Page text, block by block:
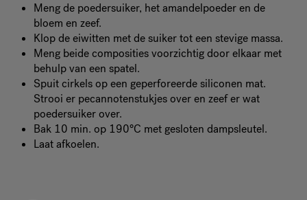
Meng de poedersuiker, het amandelpoeder en de
bloem en zeef.
Klop de eiwitten met de suiker tot een stevige massa.
Meng beide composities voorzichtig door elkaar met
behulp van een spatel.
Spuit cirkels op een geperforeerde siliconen mat.
Strooi er pecannotenstukjes over en zeef er wat
poedersuiker over.
Bak 10 min. op 190°C met gesloten dampsleutel.
Laat afkoelen.